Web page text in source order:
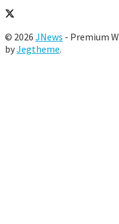
© 2026 JNews - Premium
byJegtheme.